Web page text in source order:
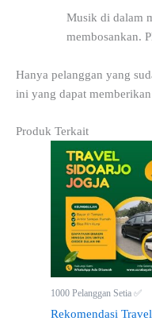
Musik di dalam
membosankan.
Hanya pelanggan yang
ini yang dapat
Produk Terkait
1000 Pelanggan Setia ✅
Rekomendasi Travel